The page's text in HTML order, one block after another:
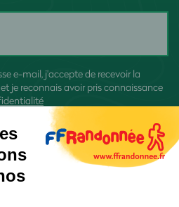
e-mail, j'accepte de recevoir la
je reconnais avoir pris connaissance